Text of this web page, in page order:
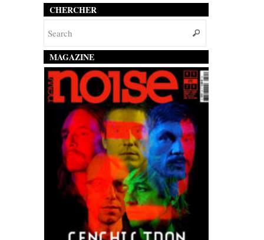
CHERCHER
MAGAZINE